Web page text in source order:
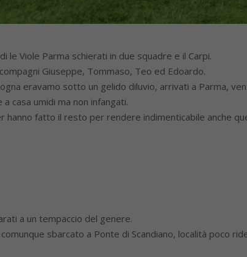
le Viole Parma schierati in due squadre e il Carpi.
Giuseppe, Tommaso, Teo ed Edoardo.
eravamo sotto un gelido diluvio, arrivati a Parma,
casa umidi ma non infangati.
fatto il resto per rendere indimenticabile anche
a un tempaccio del genere.
sbarcato a Ponte di Scandiano, località poco